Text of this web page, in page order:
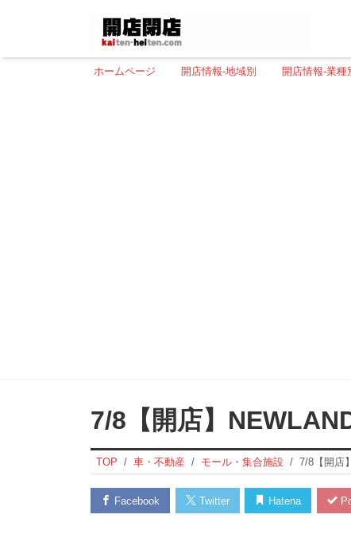
ホームページ 開店情報-地域別 開店情報-業種
7/8【開店】
TOP 車・不動産 モール・集合施設 7/8【開店
Facebook Twitter Hatena